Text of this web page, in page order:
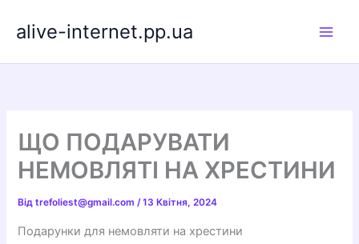
alive-internet.pp.ua
ЩО ПОДАРУВАТИ
НЕМОВЛЯТІ НА ХРЕСТИНИ
Відtrefoliest@gmail.com/13 Квітня, 2024
Подарунки для немовляти на хрестини